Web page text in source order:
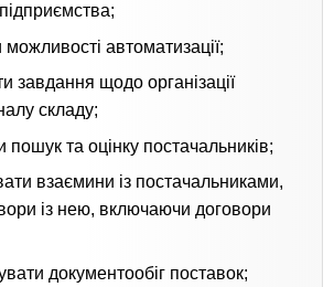
автоматизації;
завдання щодо організації
складу;
пошук та оцінку постачальників;
взаємини із постачальниками,
із нею, включаючи договори
документообіг поставок;